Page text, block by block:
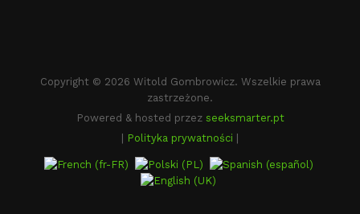
Copyright © 2026 Witold Gombrowicz. Wszelkie prawa
zastrzeżone.
Powered & hosted przez seeksmarter.pt
Polityka prywatności